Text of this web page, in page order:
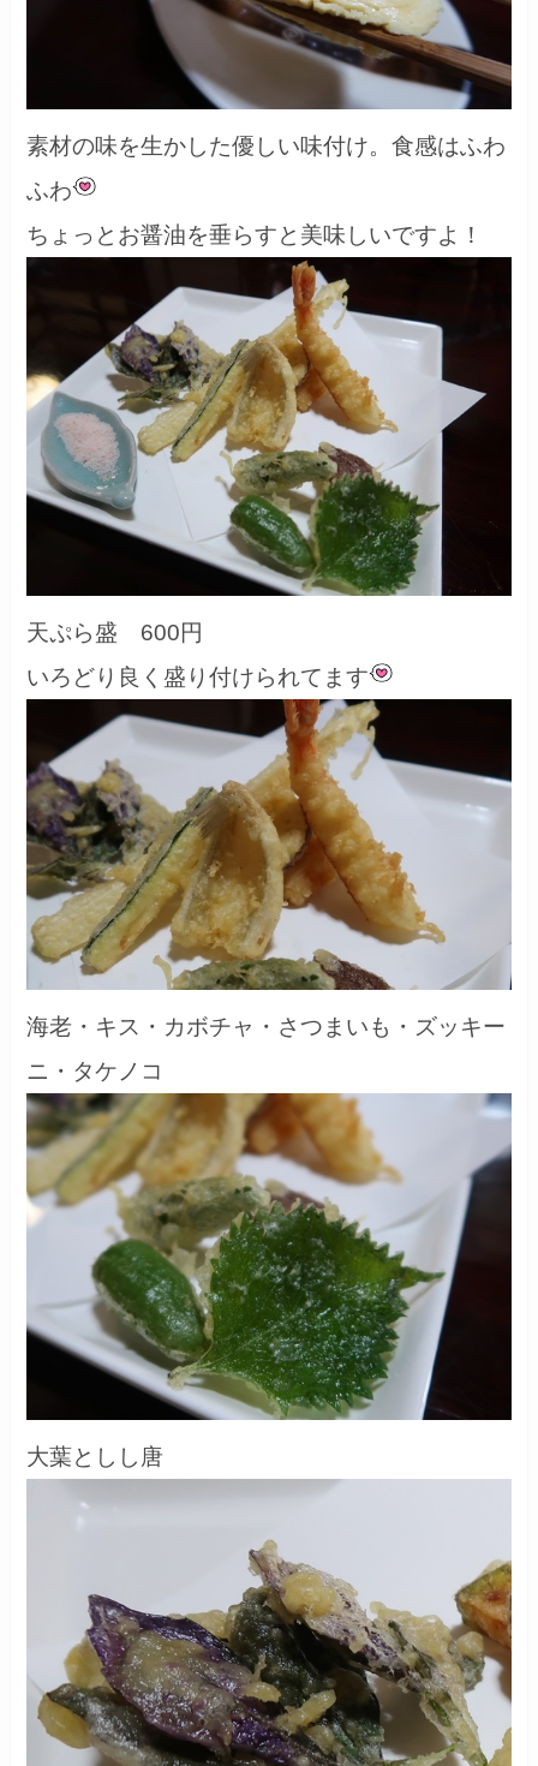
素材の味を生かした優しい味付け。食感はふわ
ふわ
ちょっとお醤油を垂らすと美味しいですよ！
天ぷら盛 600円
いろどり良く盛り付けられてます
海老・キス・カボチャ・さつまいも・ズッキー
ニ・タケノコ
大葉としし唐